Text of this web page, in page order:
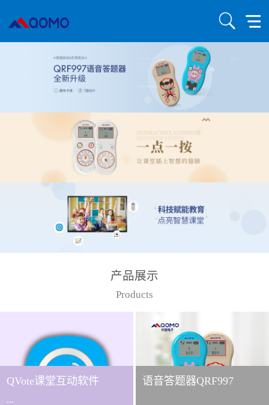
产品展示
Products
QVote课堂互动软件
...
语音答题器QRF997